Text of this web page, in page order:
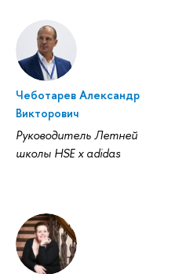
Чеботарев Александр
Викторович
Руководитель Летней
школы HSE x adidas